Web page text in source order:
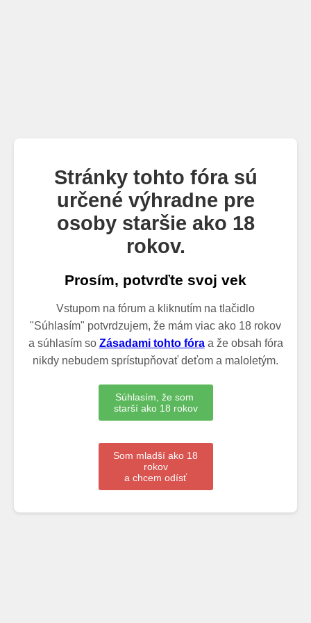
Stránky tohto fóra sú
určené výhradne pre
osoby staršie ako 18
rokov.
Prosím, potvrďte svoj vek
Vstupom na fórum a kliknutím na tlačidlo
"Súhlasím" potvrdzujem, že mám viac ako 18 rokov
a súhlasím so Zásadami tohto fóraa že obsah fóra
nikdy nebudem sprístupňovať deťom a maloletým.
Súhlasím, že som
starší ako 18 rokov
Som mladší ako 18
rokov
a chcem odísť